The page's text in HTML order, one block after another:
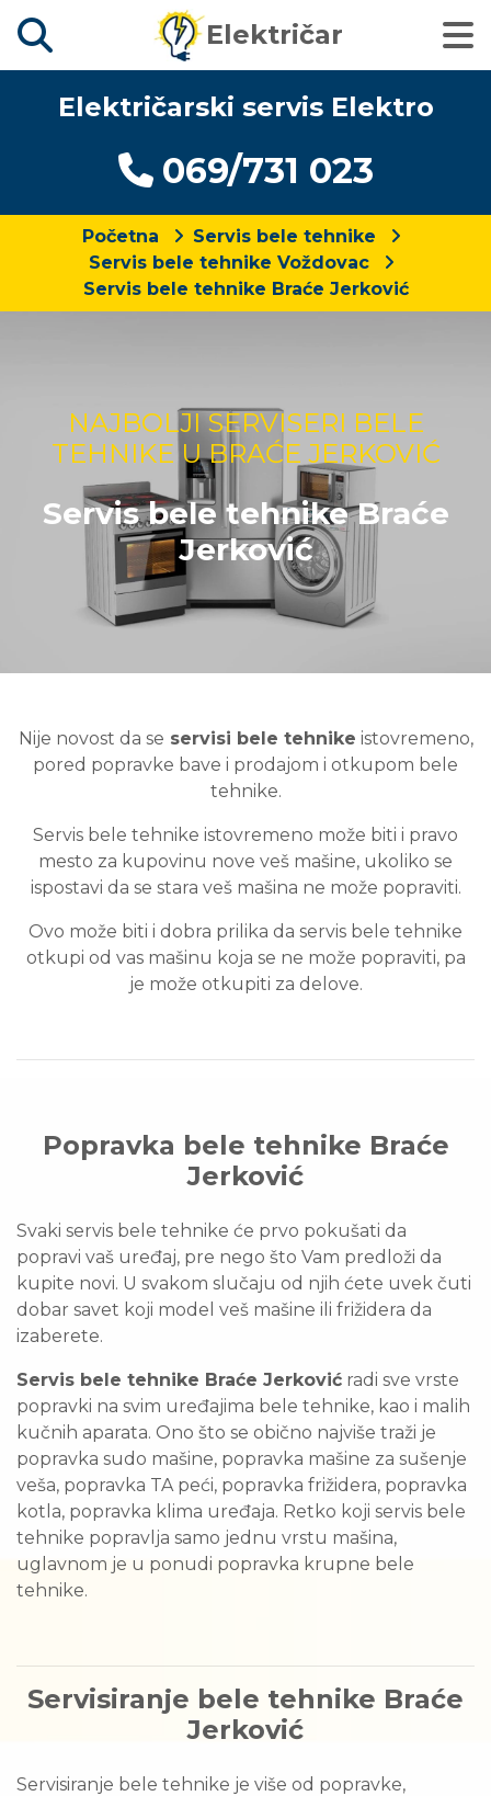
Električar
Električarski servis Elektro
069/731 023
Početna
Servis bele tehnike
Servis bele tehnike Voždovac
Servis bele tehnike Braće Jerković
NAJBOLJI SERVISERI BELE
TEHNIKE U BRAĆE JERKOVIĆ
Servis bele tehnike Braće
Jerković
Nije novost da se servisi bele tehnike istovremeno,
pored popravke bave i prodajom i otkupom bele
tehnike.
Servis bele tehnike istovremeno može biti i pravo
mesto za kupovinu nove veš mašine, ukoliko se
ispostavi da se stara veš mašina ne može popraviti.
Ovo može biti i dobra prilika da servis bele tehnike
otkupi od vas mašinu koja se ne može popraviti, pa
je može otkupiti za delove.
Popravka bele tehnike Braće
Jerković
Svaki servis bele tehnike će prvo pokušati da
popravi vaš uređaj, pre nego što Vam predloži da
kupite novi. U svakom slučaju od njih ćete uvek čuti
dobar savet koji model veš mašine ili frižidera da
izaberete.
Servis bele tehnike Braće Jerković radi sve vrste
popravki na svim uređajima bele tehnike, kao i malih
kučnih aparata. Ono što se obično najviše traži je
popravka sudo mašine, popravka mašine za sušenje
veša, popravka TA peći, popravka frižidera, popravka
kotla, popravka klima uređaja. Retko koji servis bele
tehnike popravlja samo jednu vrstu mašina,
uglavnom je u ponudi popravka krupne bele
tehnike.
Servisiranje bele tehnike Braće
Jerković
Servisiranje bele tehnike je više od popravke,